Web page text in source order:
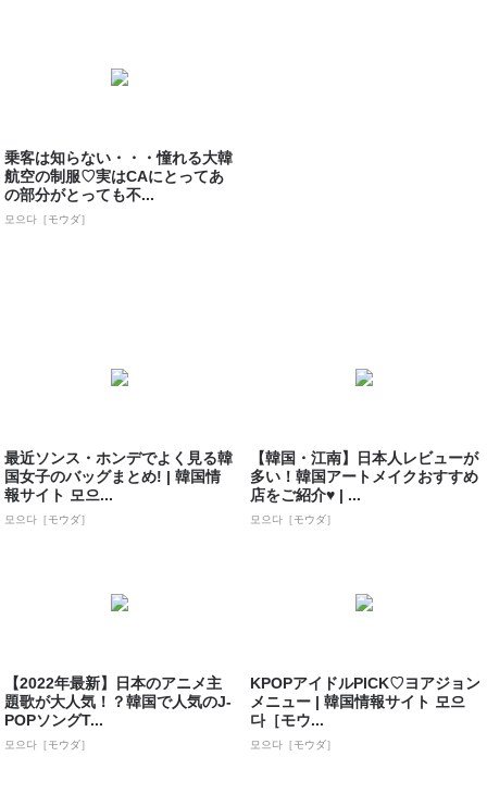
乗客は知らない・・・憧れる大韓
航空の制服♡実はCAにとってあ
の部分がとっても不...
모으다［モウダ］
最近ソンス・ホンデでよく見る韓
国女子のバッグまとめ! | 韓国情
報サイト 모으...
모으다［モウダ］
【韓国・江南】日本人レビューが
多い！韓国アートメイクおすすめ
店をご紹介♥ | ...
모으다［モウダ］
【2022年最新】日本のアニメ主
題歌が大人気！？韓国で人気のJ-
POPソングT...
모으다［モウダ］
KPOPアイドルPICK♡ヨアジョン
メニュー | 韓国情報サイト 모으
다［モウ...
모으다［モウダ］